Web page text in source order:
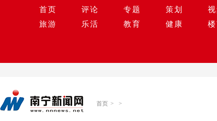
首页 评论 专题 策划
旅游
乐活 教育 健康
首页 > >